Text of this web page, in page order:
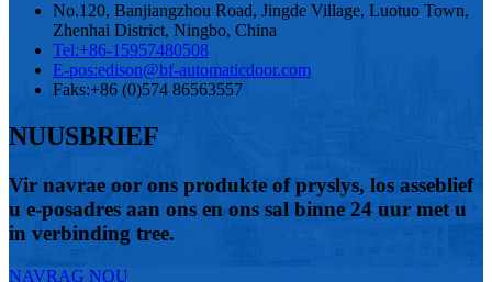
No.120, Banjiangzhou Road, Jingde Village, Luotuo Town,
Zhenhai District, Ningbo, China
Tel:+86-15957480508
E-pos:edison@bf-automaticdoor.com
Faks:+86 (0)574 86563557
NUUSBRIEF
Vir navrae oor ons produkte of pryslys, los asseblief
u e-posadres aan ons en ons sal binne 24 uur met u
in verbinding tree.
NAVRAG NOU